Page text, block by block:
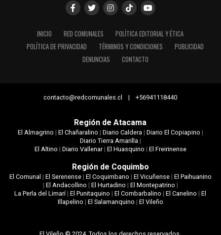
INICIO RED COMUNALES
POLÍTICA EDITORIAL Y ÉTICA
POLÍTICA DE PRIVACIDAD
TÉRMINOS Y CONDICIONES
PUBLICIDAD
DENUNCIAS
CONTACTO
contacto@redcomunales.cl | +56941118440
Región de Atacama
El Almagrino | El Chañaralino | Diario Caldera| Diario El Copiapino |
Diario Tierra Amarilla|
El Altino | Diario Vallenar| El Huasquino | El Freirinense
Región de Coquimbo
El Comunal | El Serenense| El Coquimbano | El Vicuñense| El Paihuanino
| El Andacollino | El Hurtadino | El Montepatrino |
La Perla del Limarí|El Punitaquino |El Combarbalino |El Canelino |El
Illapelino | El Salamanquino | El Vileño